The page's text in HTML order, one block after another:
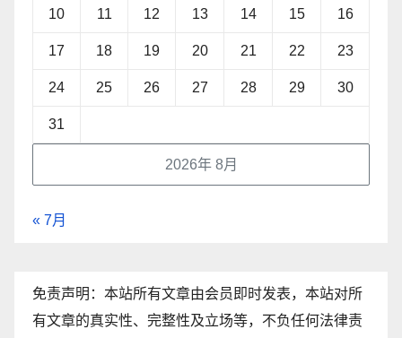
2026年 8月
10 11 12 13 14 15 16
17 18 19 20 21 22 23
24 25 26 27 28 29 30
31
« 7月
免责声明：本站所有文章由会员即时发表，本站对所
有文章的真实性、完整性及立场等，不负任何法律责